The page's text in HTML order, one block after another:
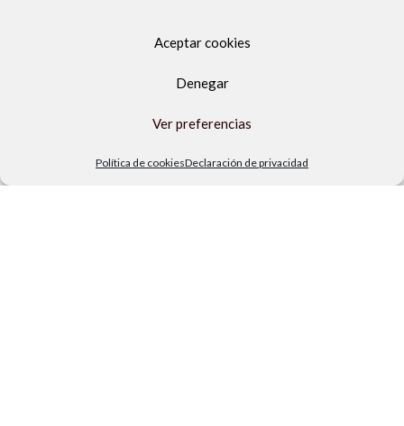
Aceptar cookies
Denegar
Ver preferencias
Política de cookiesDeclaración de privacidad
Av. del Sol, 2, local 6,